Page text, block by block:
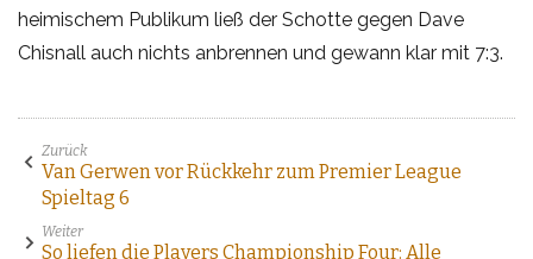
heimischem Publikum ließ der Schotte gegen Dave
Chisnall auch nichts anbrennen und gewann klar mit 7:3.
Zurück
Van Gerwen vor Rückkehr zum Premier League
Spieltag 6
Weiter
So liefen die Players Championship Four: Alle